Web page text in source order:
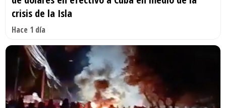
crisis de la Isla
Hace 1 día